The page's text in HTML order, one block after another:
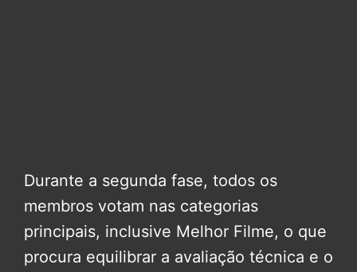
Durante a segunda fase, todos os
membros votam nas categorias
principais, inclusive Melhor Filme, o que
procura equilibrar a avaliação técnica e o